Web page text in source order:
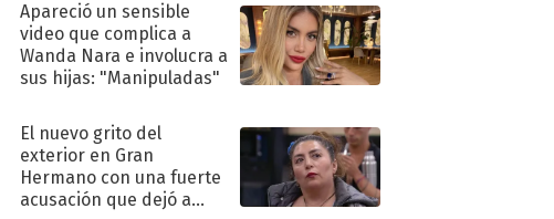
Apareció un sensible
video que complica a
Wanda Nara e involucra a
sus hijas: "Manipuladas"
El nuevo grito del
exterior en Gran
Hermano con una fuerte
acusación que dejó a